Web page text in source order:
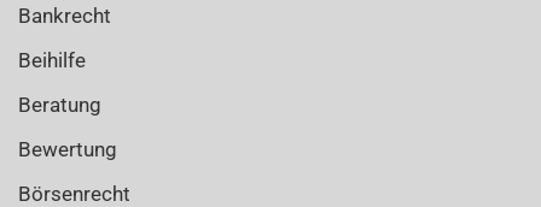
Bankrecht
Beihilfe
Beratung
Bewertung
Börsenrecht